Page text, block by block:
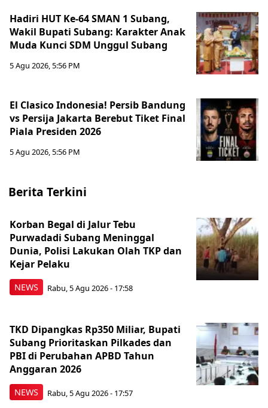
Hadiri HUT Ke-64 SMAN 1 Subang,
Wakil Bupati Subang: Karakter Anak
Muda Kunci SDM Unggul Subang
5 Agu 2026, 5:56 PM
El Clasico Indonesia! Persib Bandung
vs Persija Jakarta Berebut Tiket Final
Piala Presiden 2026
5 Agu 2026, 5:56 PM
Berita Terkini
NEWS
Korban Begal di Jalur Tebu
Purwadadi Subang Meninggal
Dunia, Polisi Lakukan Olah TKP dan
Kejar Pelaku
Rabu, 5 Agu 2026 - 17:58
NEWS
TKD Dipangkas Rp350 Miliar, Bupati
Subang Prioritaskan Pilkades dan
PBI di Perubahan APBD Tahun
Anggaran 2026
Rabu, 5 Agu 2026 - 17:57